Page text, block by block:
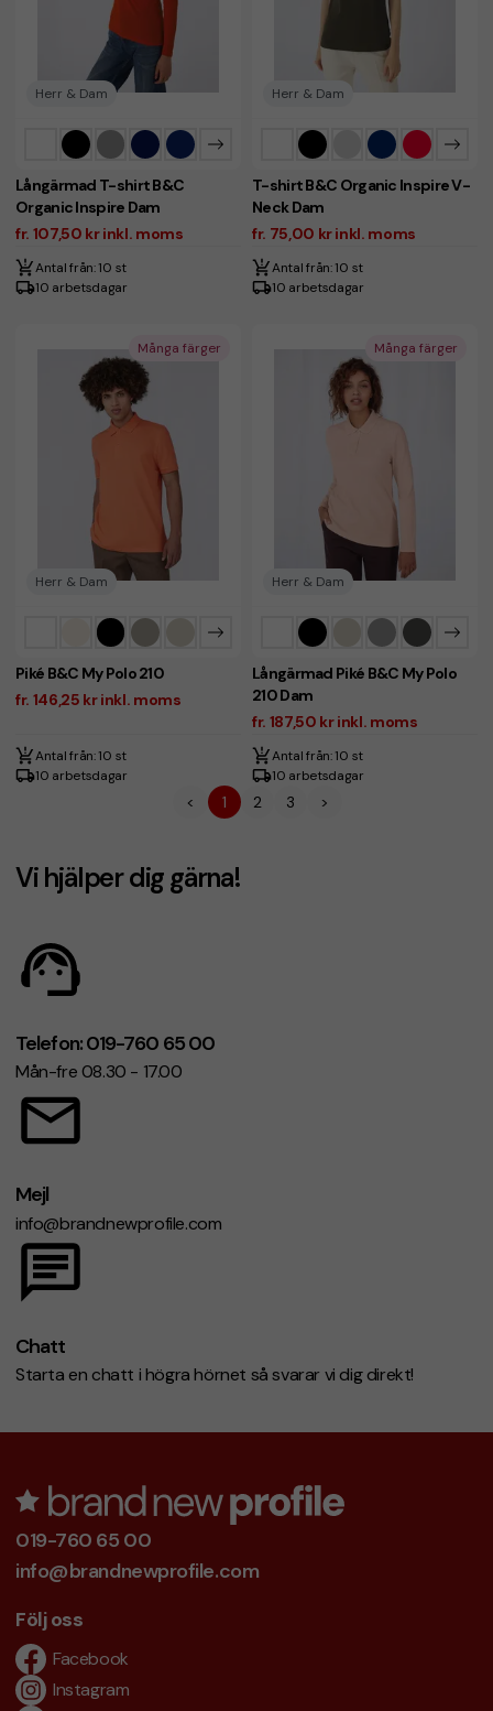
Herr & Dam
Långärmad T-shirt B&C
Organic Inspire Dam
fr. 107,50 kr inkl. moms
Antal från: 10 st
10 arbetsdagar
Herr & Dam
T-shirt B&C Organic Inspire V-
Neck Dam
fr. 75,00 kr inkl. moms
Antal från: 10 st
10 arbetsdagar
Herr & Dam
Många färger
Piké B&C My Polo 210
fr. 146,25 kr inkl. moms
Antal från: 10 st
10 arbetsdagar
Herr & Dam
Många färger
Långärmad Piké B&C My Polo
210 Dam
fr. 187,50 kr inkl. moms
Antal från: 10 st
10 arbetsdagar
< 1 2 3 >
Vi hjälper dig gärna!
Telefon: 019-760 65 00
Mån-fre 08.30 - 17.00
Mejl
info@brandnewprofile.com
Chatt
Starta en chatt i högra hörnet så svarar vi dig direkt!
019-760 65 00
info@brandnewprofile.com
Följ oss
Facebook
Instagram